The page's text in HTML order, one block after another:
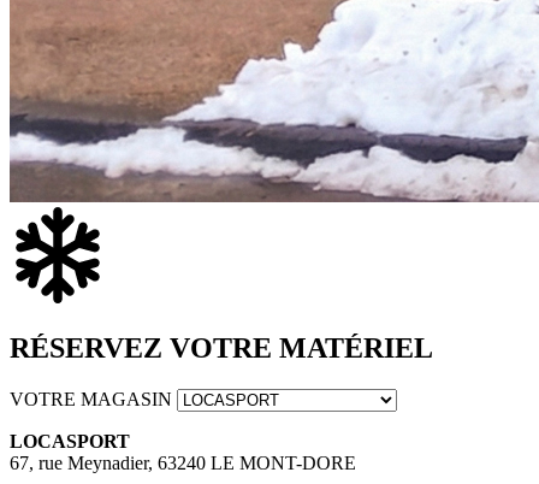
RÉSERVEZ VOTRE MATÉRIEL
VOTRE MAGASIN
LOCASPORT
67, rue Meynadier, 63240 LE MONT-DORE